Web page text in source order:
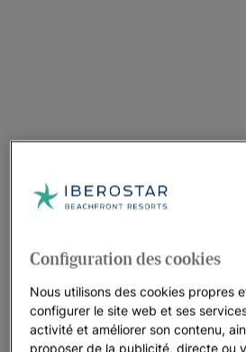
Configuration des cookies
Nous utilisons des cookies propres
configurer le site web et ses
activité et améliorer son contenu,
proposer de la publicité, directe ou